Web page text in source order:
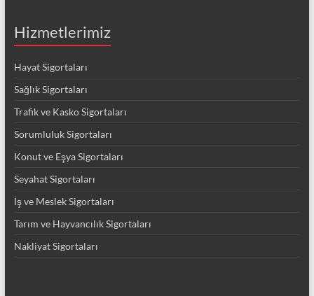
Hizmetlerimiz
Hayat Sigortaları
Sağlık Sigortaları
Trafik ve Kasko Sigortaları
Sorumluluk Sigortaları
Konut ve Eşya Sigortaları
Seyahat Sigortaları
İş ve Meslek Sigortaları
Tarım ve Hayvancılık Sigortaları
Nakliyat Sigortaları